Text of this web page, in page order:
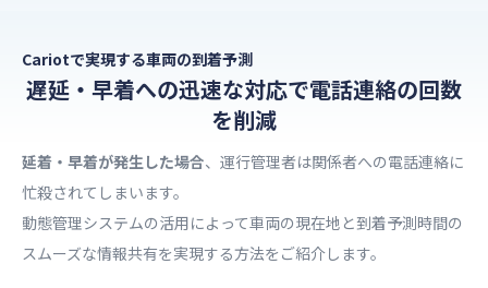
Cariotで実現する車両の到着予測
遅延・早着への迅速な対応で電話連絡の回数
を削減
延着・早着が発生した場合、運行管理者は関係者への電話連絡に
忙殺されてしまいます。
動態管理システムの活用によって車両の現在地と到着予測時間の
スムーズな情報共有を実現する方法をご紹介します。